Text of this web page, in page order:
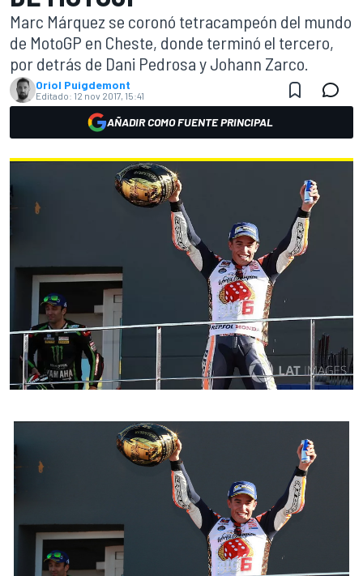
Marc Márquez se coronó tetracampeón del mundo
de MotoGP en Cheste, donde terminó el tercero,
por detrás de Dani Pedrosa y Johann Zarco.
Oriol Puigdemont
Editado: 12 nov 2017, 15:41
AÑADIR COMO FUENTE PRINCIPAL